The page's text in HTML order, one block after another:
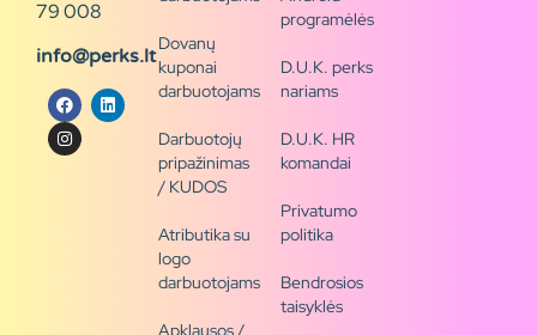
79 008
info@perks.lt
Dovanų
kuponai
darbuotojams
Darbuotojų
pripažinimas
/ KUDOS
Atributika su
logo
darbuotojams
programėlės
D.U.K. perks
nariams
D.U.K. HR
komandai
Privatumo
politika
Bendrosios
taisyklės